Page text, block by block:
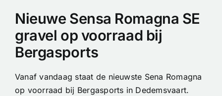
Nieuwe Sensa Romagna SE
gravel op voorraad bij
Bergasports
Vanaf vandaag staat de nieuwste Sena Romagna
op voorraad bij Bergasports in Dedemsvaart.